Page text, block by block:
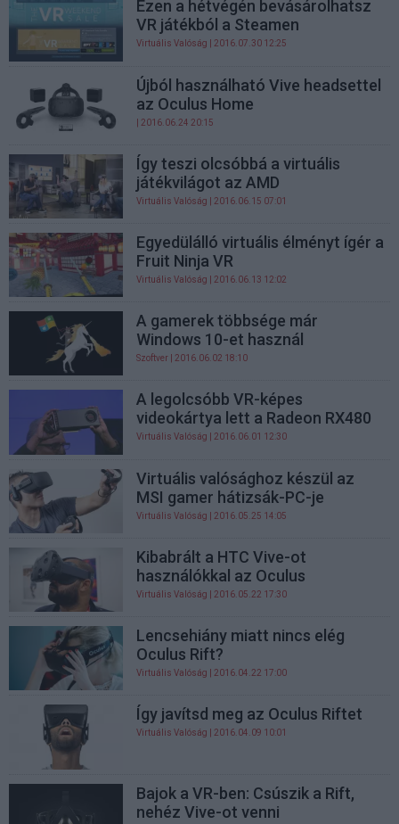
Ezen a hétvégén bevásárolhatsz
VR játékból a Steamen
Virtuális Valóság | 2016.07.30 12:25
Újból használható Vive headsettel
az Oculus Home
| 2016.06.24 20:15
Így teszi olcsóbbá a virtuális
játékvilágot az AMD
Virtuális Valóság | 2016.06.15 07:01
Egyedülálló virtuális élményt ígér a
Fruit Ninja VR
Virtuális Valóság | 2016.06.13 12:02
A gamerek többsége már
Windows 10-et használ
Szoftver | 2016.06.02 18:10
A legolcsóbb VR-képes
videokártya lett a Radeon RX480
Virtuális Valóság | 2016.06.01 12:30
Virtuális valósághoz készül az
MSI gamer hátizsák-PC-je
Virtuális Valóság | 2016.05.25 14:05
Kibabrált a HTC Vive-ot
használókkal az Oculus
Virtuális Valóság | 2016.05.22 17:30
Lencsehiány miatt nincs elég
Oculus Rift?
Virtuális Valóság | 2016.04.22 17:00
Így javítsd meg az Oculus Riftet
Virtuális Valóság | 2016.04.09 10:01
Bajok a VR-ben: Csúszik a Rift,
nehéz Vive-ot venni